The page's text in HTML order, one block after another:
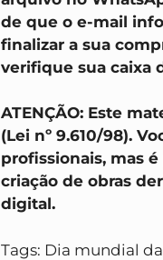
de que o e-mail
finalizar a sua
verifique sua caixa
ATENÇÃO: Este
(Lei nº 9.610/98).
profissionais, mas
criação de obras
digital.
Tags: Dia mundial